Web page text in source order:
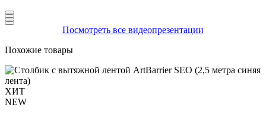
Посмотреть все видеопрезентации
Похожие товары
ХИТ
NEW